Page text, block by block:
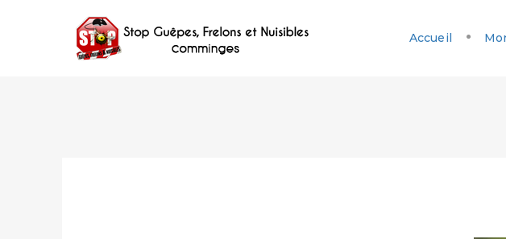
Accueil